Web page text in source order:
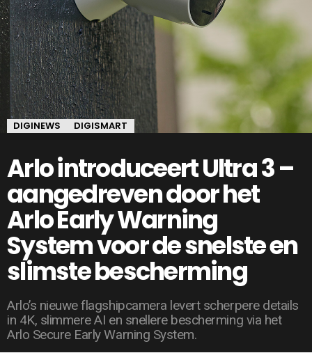
DIGINEWS DIGISMART
Arlo introduceert Ultra 3 –
aangedreven door het
Arlo Early Warning
System voor de snelste en
slimste bescherming
Arlo’s nieuwe flagshipcamera levert scherpere details
in 4K, slimmere AI en snellere bescherming via het
Arlo Secure Early Warning System.